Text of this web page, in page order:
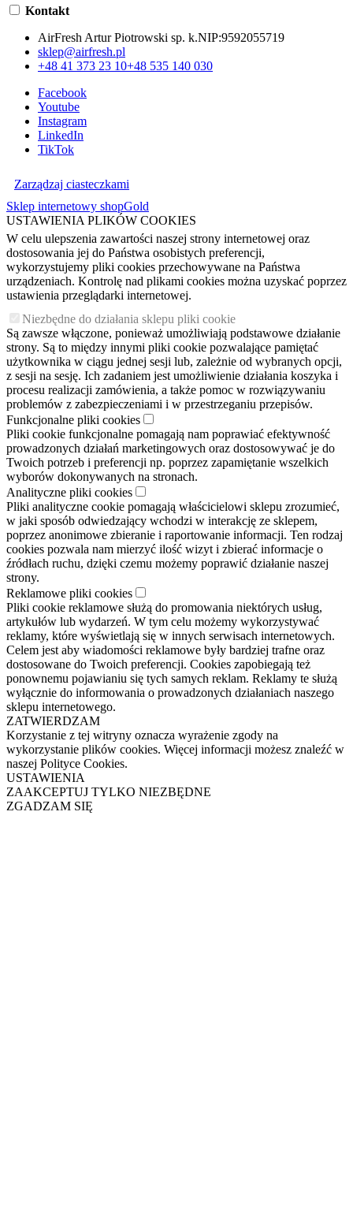
Kontakt
AirFresh Artur Piotrowski sp. k.NIP:9592055719
sklep@airfresh.pl
+48 41 373 23 10+48 535 140 030
Facebook
Youtube
Instagram
LinkedIn
TikTok
Zarządzaj ciasteczkami
Sklep internetowy shopGold
USTAWIENIA PLIKÓW COOKIES
W celu ulepszenia zawartości naszej strony internetowej oraz
dostosowania jej do Państwa osobistych preferencji,
wykorzystujemy pliki cookies przechowywane na Państwa
urządzeniach. Kontrolę nad plikami cookies można uzyskać poprzez
ustawienia przeglądarki internetowej.
Niezbędne do działania sklepu pliki cookie
Są zawsze włączone, ponieważ umożliwiają podstawowe działanie
strony. Są to między innymi pliki cookie pozwalające pamiętać
użytkownika w ciągu jednej sesji lub, zależnie od wybranych opcji,
z sesji na sesję. Ich zadaniem jest umożliwienie działania koszyka i
procesu realizacji zamówienia, a także pomoc w rozwiązywaniu
problemów z zabezpieczeniami i w przestrzeganiu przepisów.
Funkcjonalne pliki cookies
Pliki cookie funkcjonalne pomagają nam poprawiać efektywność
prowadzonych działań marketingowych oraz dostosowywać je do
Twoich potrzeb i preferencji np. poprzez zapamiętanie wszelkich
wyborów dokonywanych na stronach.
Analityczne pliki cookies
Pliki analityczne cookie pomagają właścicielowi sklepu zrozumieć,
w jaki sposób odwiedzający wchodzi w interakcję ze sklepem,
poprzez anonimowe zbieranie i raportowanie informacji. Ten rodzaj
cookies pozwala nam mierzyć ilość wizyt i zbierać informacje o
źródłach ruchu, dzięki czemu możemy poprawić działanie naszej
strony.
Reklamowe pliki cookies
Pliki cookie reklamowe służą do promowania niektórych usług,
artykułów lub wydarzeń. W tym celu możemy wykorzystywać
reklamy, które wyświetlają się w innych serwisach internetowych.
Celem jest aby wiadomości reklamowe były bardziej trafne oraz
dostosowane do Twoich preferencji. Cookies zapobiegają też
ponownemu pojawianiu się tych samych reklam. Reklamy te służą
wyłącznie do informowania o prowadzonych działaniach naszego
sklepu internetowego.
ZATWIERDZAM
Korzystanie z tej witryny oznacza wyrażenie zgody na
wykorzystanie plików cookies. Więcej informacji możesz znaleźć w
naszej Polityce Cookies.
USTAWIENIA
ZAAKCEPTUJ TYLKO NIEZBĘDNE
ZGADZAM SIĘ